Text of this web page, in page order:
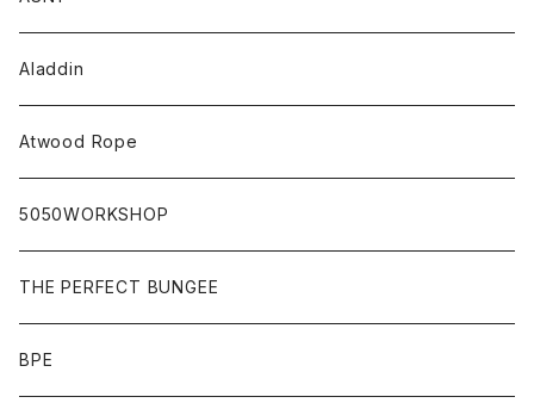
Aladdin
Atwood Rope
5050WORKSHOP
THE PERFECT BUNGEE
BPE